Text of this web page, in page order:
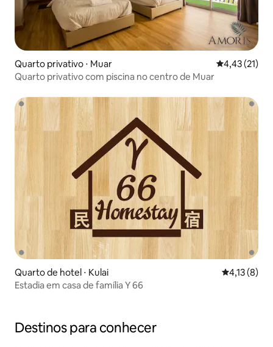
Quarto privativo ⋅ Muar 4,43 de uma
4,43 (21)
Quarto privativo com piscina no centro de Muar
Quarto de hotel ⋅ Kulai 4,13 de
4,13 (8)
Estadia em casa de família Y 66
Destinos para conhecer